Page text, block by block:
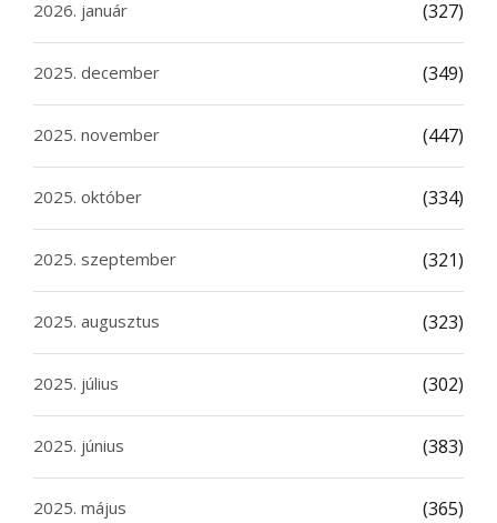
2026. január (327)
2025. december (349)
2025. november (447)
2025. október (334)
2025. szeptember (321)
2025. augusztus (323)
2025. július (302)
2025. június (383)
2025. május (365)